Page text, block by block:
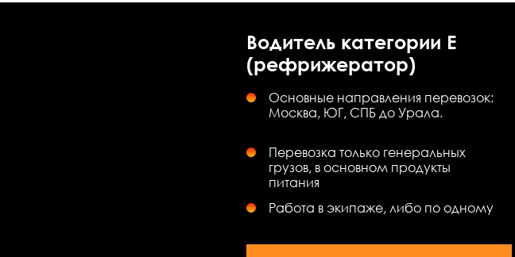
Работа в экипаже, либо по одному
Перевозка только генеральных
грузов, в основном продукты
питания
Основные направления перевозок:
Москва, ЮГ, СПБ до Урала.
Водитель категории Е
(рефрижератор)